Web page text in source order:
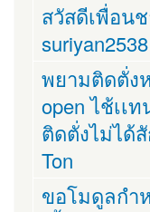
สวัสดีเพื่อน
suriyan2538
พยามติดตั่ง
open ไช้เเ
ติดตั่งไม่ได้
Ton
ขอโมดูลกำ